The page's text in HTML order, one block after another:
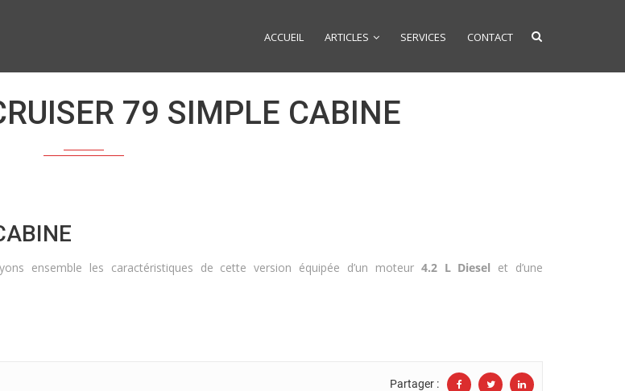
ACCUEIL ARTICLES SERVICES CONTACT
79 SIMPLE CABINE
ensemble les caractéristiques de cette version équipée d’un moteur 4.2 L Diesel et d’une
Partager :